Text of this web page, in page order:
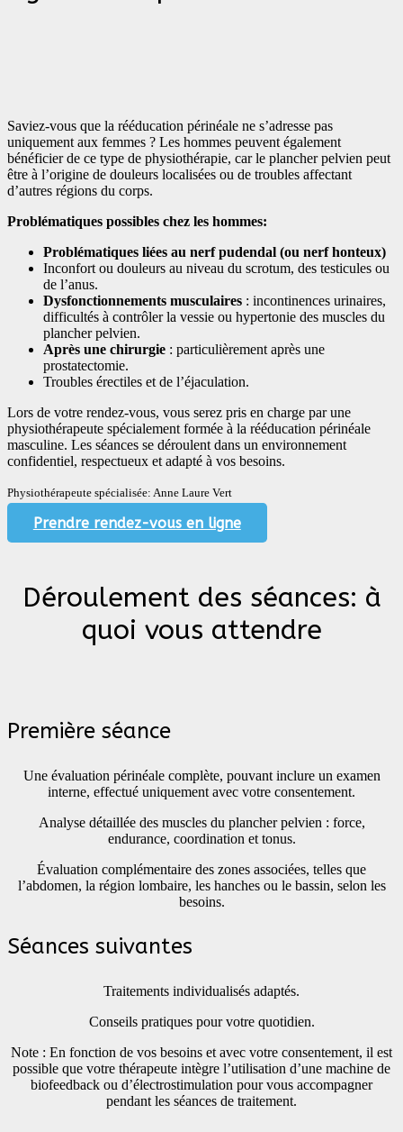
Saviez-vous que la rééducation périnéale ne s’adresse pas
uniquement aux femmes ? Les hommes peuvent également
bénéficier de ce type de physiothérapie, car le plancher pelvien peut
être à l’origine de douleurs localisées ou de troubles affectant
d’autres régions du corps.
Problématiques possibles chez les hommes:
Problématiques liées au nerf pudendal (ou nerf honteux)
Inconfort ou douleurs au niveau du scrotum, des testicules ou
de l’anus.
Dysfonctionnements musculaires : incontinences urinaires,
difficultés à contrôler la vessie ou hypertonie des muscles du
plancher pelvien.
Après une chirurgie : particulièrement après une
prostatectomie.
Troubles érectiles et de l’éjaculation.
Lors de votre rendez-vous, vous serez pris en charge par une
physiothérapeute spécialement formée à la rééducation périnéale
masculine. Les séances se déroulent dans un environnement
confidentiel, respectueux et adapté à vos besoins.
Physiothérapeute spécialisée: Anne Laure Vert
Prendre rendez-vous en ligne
Déroulement des séances: à
quoi vous attendre
Première séance
Une évaluation périnéale complète, pouvant inclure un examen
interne, effectué uniquement avec votre consentement.
Analyse détaillée des muscles du plancher pelvien : force,
endurance, coordination et tonus.
Évaluation complémentaire des zones associées, telles que
l’abdomen, la région lombaire, les hanches ou le bassin, selon les
besoins.
Séances suivantes
Traitements individualisés adaptés.
Conseils pratiques pour votre quotidien.
Note : En fonction de vos besoins et avec votre consentement, il est
possible que votre thérapeute intègre l’utilisation d’une machine de
biofeedback ou d’électrostimulation pour vous accompagner
pendant les séances de traitement.